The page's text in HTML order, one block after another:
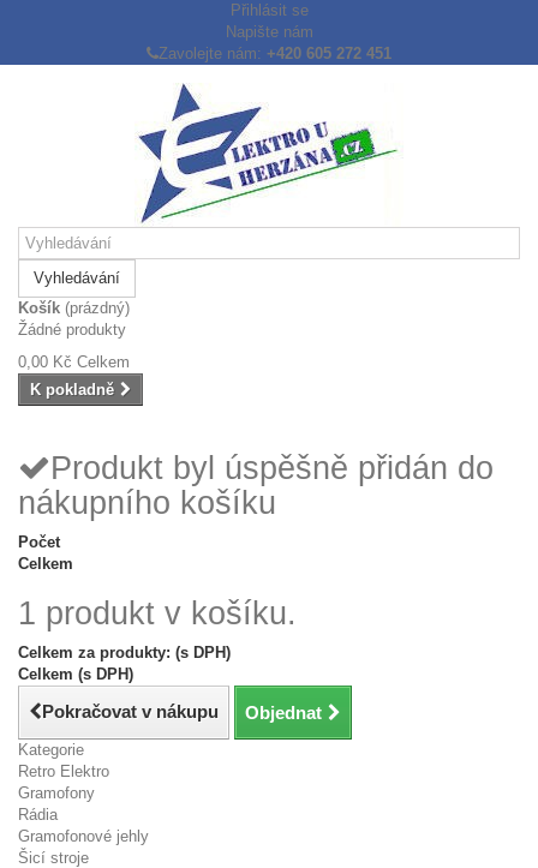
Přihlásit se
Napište nám
Zavolejte nám: +420 605 272 451
Vyhledávání
Košík (prázdný)
Žádné produkty
0,00 Kč Celkem
K pokladně
Produkt byl úspěšně přidán do
nákupního košíku
Počet
Celkem
1 produkt v košíku.
Celkem za produkty: (s DPH)
Celkem (s DPH)
Pokračovat v nákupu Objednat
Kategorie
Retro Elektro
Gramofony
Rádia
Gramofonové jehly
Šicí stroje